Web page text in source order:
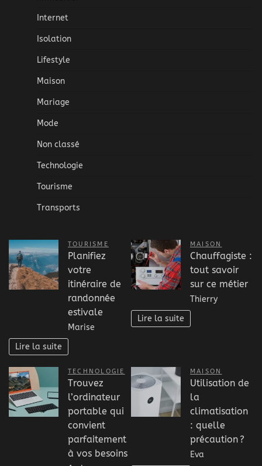
Internet
Isolation
Lifestyle
Maison
Mariage
Mode
Non classé
Technologie
Tourisme
Transports
TOURISME
Planifiez
votre
itinéraire de
randonnée
estivale
Marise
Lire la suite
MAISON
Chauffagiste :
tout savoir
sur ce métier
Thierry
Lire la suite
TECHNOLOGIE
Trouvez
l’ordinateur
portable qui
convient
parfaitement
à vos besoins
MAISON
Utilisation de
la
climatisation
: quelle
précaution ?
Eva